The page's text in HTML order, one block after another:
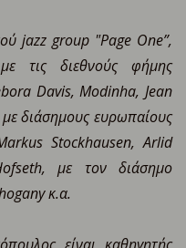
jazz group "Page One”,
τις διεθνούς φήμης
Davis, Modinha, Jean
διάσημους ευρωπαίους
Stockhausen, Arlid
με τον διάσημο
κ.α.